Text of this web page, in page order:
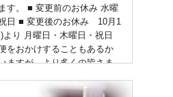
す。 ■ 変更前のお休み 水曜
日 ■ 変更後のお休み 10月1
より 月曜日・木曜日・祝日
をおかけすることもあるか
ますが、より多くの皆さま
りのための変更となります。